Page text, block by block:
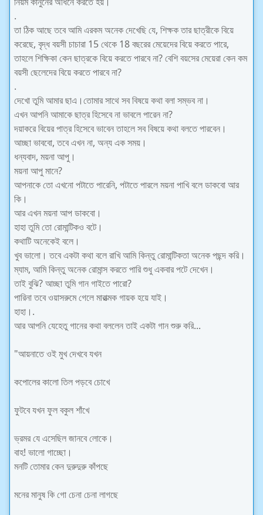
.
তা ঠিক আছে তবে আমি এরকম অনেক দেখেছি যে, শিক্ষক তার ছাত্রীকে বিয়ে
করেছে, বৃদ্ধ বয়সী চাচারা 15 থেকে 18 বছরের মেয়েদের বিয়ে করতে পারে,
তাহলে শিক্ষিকা কেন ছাত্রকে বিয়ে করতে পারবে না? বেশি বয়সের মেয়েরা কেন কম
বয়সী ছেলেদের বিয়ে করতে পারবে না?
.
দেখো তুমি আমার ছাএ।তোমার সাথে সব বিষয়ে কথা বলা সম্ভব না।
এখন আপনি আমাকে ছাত্র হিসেবে না ভাবলে পারেন না?
দয়াকরে বিয়ের পাত্র হিসেবে ভাবেন তাহলে সব বিষয়ে কথা বলতে পারবেন।
আচ্ছা ভাববো, তবে এখন না, অন্য এক সময়।
ধন্যবাদ, ময়না আপু।
ময়না আপু মানে?
আপনাকে তো এখনো পটাতে পারেনি, পটাতে পারলে ময়না পাখি বলে ডাকবো আর
কি।
আর এখন ময়না আপ ডাকবো।
হাহা তুমি তো রোমান্টিকও বটে।
কথাটি অনেকেই বলে।
খুব ভালো। তবে একটা কথা বলে রাখি আমি কিন্তু রোমান্টিকতা অনেক পছন্দ করি।
ম্যাম, আমি কিন্তু অনেক রোমান্স করতে পারি শুধু একবার পটে দেখেন।
তাই বুঝি? আচ্ছা তুমি গান গাইতে পারো?
পারিনা তবে ওয়াসরুমে গেলে মারাত্মক গায়ক হয়ে যাই।
হাহা।.
আর আপনি যেহেতু গানের কথা বললেন তাই একটা গান শুরু করি...
"আয়নাতে ওই মুখ দেখবে যখন
কপোলের কালো তিল পড়বে চোখে
ফুটবে যখন ফুল বকুল শাঁখে
ভ্রমর যে এসেছিল জানবে লোকে।
বাহ! ভালো গাচ্ছো।
মনটি তোমার কেন দুরুদুরু কাঁপছে
মনের মানুষ কি গো চেনা চেনা লাগছে